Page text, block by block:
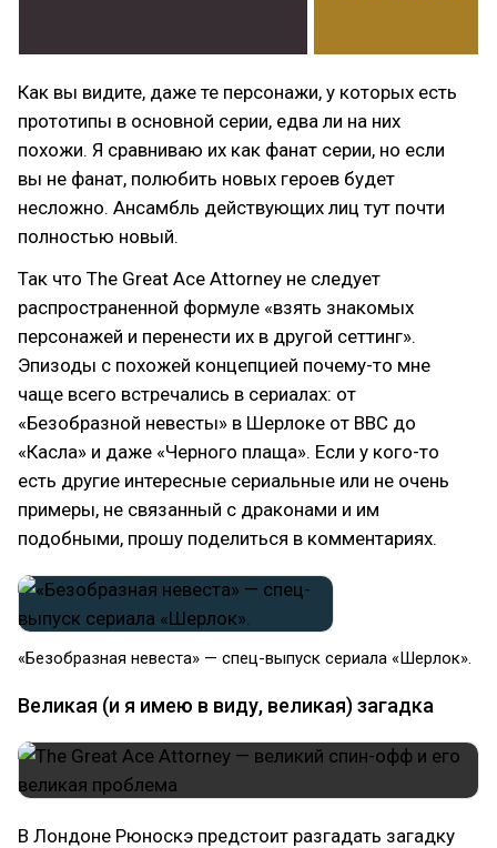
Как вы видите, даже те персонажи, у которых есть
прототипы в основной серии, едва ли на них
похожи. Я сравниваю их как фанат серии, но если
вы не фанат, полюбить новых героев будет
несложно. Ансамбль действующих лиц тут почти
полностью новый.
Так что The Great Ace Attorney не следует
распространенной формуле «взять знакомых
персонажей и перенести их в другой сеттинг».
Эпизоды с похожей концепцией почему-то мне
чаще всего встречались в сериалах: от
«Безобразной невесты» в Шерлоке от BBC до
«Касла» и даже «Черного плаща». Если у кого-то
есть другие интересные сериальные или не очень
примеры, не связанный с драконами и им
подобными, прошу поделиться в комментариях.
«Безобразная невеста» — спец-выпуск сериала «Шерлок».
Великая (и я имею в виду, великая) загадка
В Лондоне Рюноскэ предстоит разгадать загадку